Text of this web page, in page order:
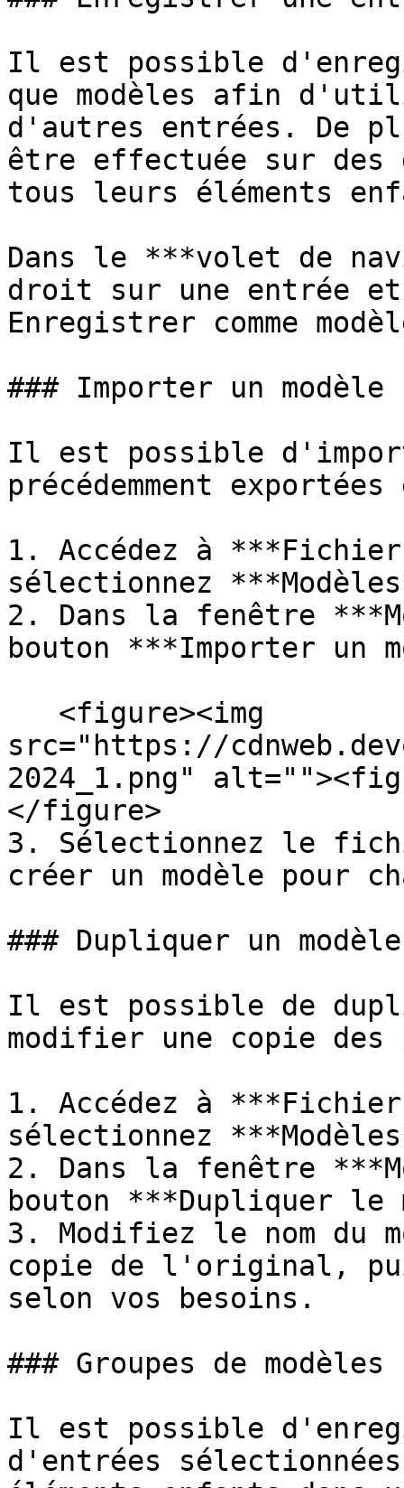
Il est possible
que modèles afin
d'autres entrées. De
être effectuée sur
tous leurs éléments
Dans le ***volet de
droit sur une entrée
Enregistrer comme
### Importer un modèle
Il est possible
précédemment
1. Accédez à
sélectionnez
2. Dans la fenêtre
bouton ***Importer un
src="https://
2024_1.png"
</figure>
3. Sélectionnez le
créer un modèle pour
### Dupliquer un modèle
Il est possible de
modifier une copie
1. Accédez à
sélectionnez
2. Dans la fenêtre
bouton ***Dupliquer le
3. Modifiez le nom du
copie de l'original,
selon vos besoins.
### Groupes de modèles
Il est possible
d'entrées